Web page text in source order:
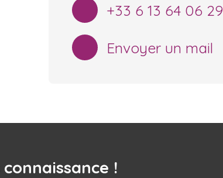
+33 6 13 64 06 29
Envoyer un mail
connaissance !